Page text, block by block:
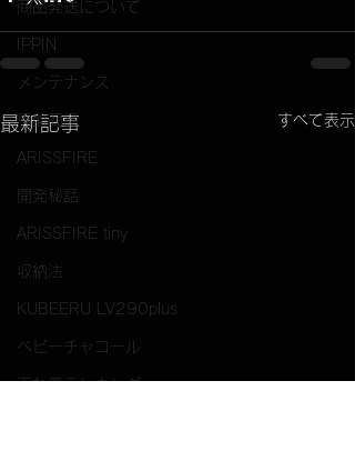
商品発送について
IPPIN
メンテナンス
廃盤商品
ARISSFIRE
開発秘話
ARISSFIRE tiny
収納法
KUBEERU LV290plus
ベビーチャコール
売れ筋ランキング
最新記事 すべて表示